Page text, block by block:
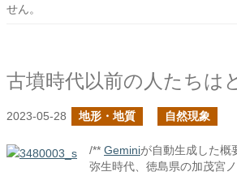
せん。
2023-05-28 地形・地質 自然現象
/** Geminiが自動生成した概
弥生時代、徳島県の加茂宮